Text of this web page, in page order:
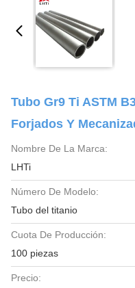
Tubo Gr9 Ti ASTM
Forjados Y
Nombre De La Marca:
LHTi
Número De Modelo:
Tubo del titanio
Cuota De Producción:
100 piezas
Precio: